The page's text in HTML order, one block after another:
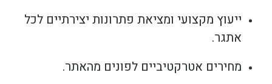
ייעוץ מקצועי ומציאת פתרונות יצירתיים לכל
אתגר.
מחירים אטרקטיביים לפונים מהאתר.